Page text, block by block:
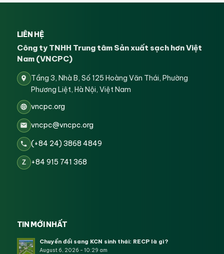
LIÊN HỆ
Công ty TNHH Trung tâm Sản xuất sạch hơn Việt
Nam (VNCPC)
Tầng 3, Nhà B, Số 125 Hoàng Văn Thái, Phường
Phương Liệt, Hà Nội, Việt Nam
vncpc.org
vncpc@vncpc.org
(+84 24) 3868 4849
Z +84 915 741 368
TIN MỚI NHẤT
Chuyển đổi sang KCN sinh thái: RECP là gì?
August 6, 2026 - 10:29 am